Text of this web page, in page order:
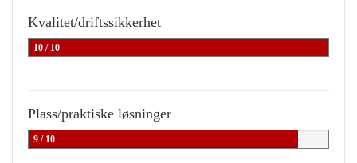
Kvalitet/driftssikkerhet
10 / 10
Plass/praktiske løsninger
9 / 10